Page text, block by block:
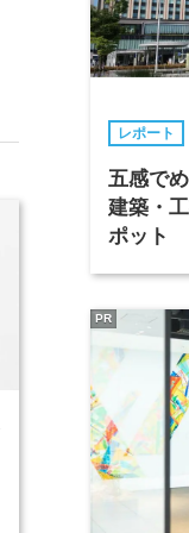
レポート
五感で
建築・
ポット
PR